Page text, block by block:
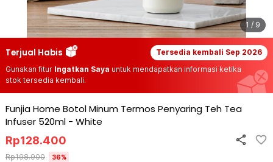
1 / 9
Terjual Habis Tersedia kembali Sep 2026
Gunakan fitur Ingatkan Saya untuk mendapatkan informasi ketika
stok tersedia kembali.
Funjia Home Botol Minum Termos Penyaring Teh Tea
Infuser 520ml - White
Rp128.400
Rp198.900 36%